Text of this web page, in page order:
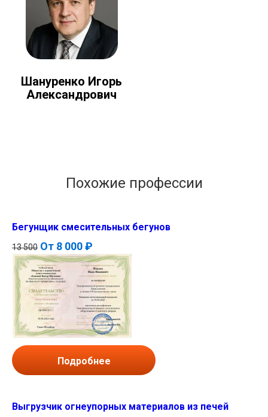
Шануренко Игорь
Александрович
Похожие профессии
Бегунщик смесительных бегунов
13 500 От 8 000 ₽
Подробнее
Выгрузчик огнеупорных материалов из печей